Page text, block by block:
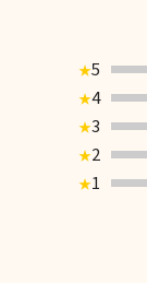
★5
★4
★3
★2
★1